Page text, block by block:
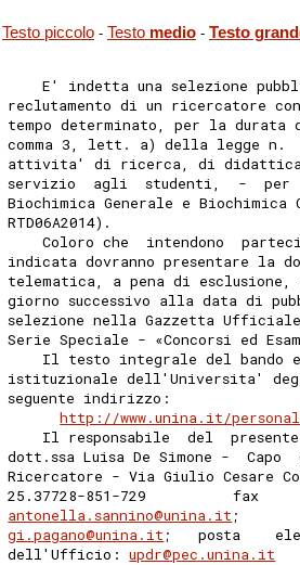
Testo piccolo - Testo medio - Testo
E' indetta una selezione
reclutamento di un ricercatore
tempo determinato, per la
comma 3, lett. a) della legge n.
attivita' di ricerca, di
servizio  agli  studenti,  -  per
Biochimica Generale e
RTD06A2014).
Coloro che  intendono
indicata dovranno presentare la
telematica, a pena di
giorno successivo alla data di
selezione nella Gazzetta
Serie Speciale - «Concorsi ed
Il testo integrale del bando
istituzionale dell'Universita'
seguente indirizzo:
http://www.unina.it/
Il responsabile  del
dott.ssa Luisa De Simone -
Ricercatore - Via Giulio Cesare
25.37728-851-729          fax
antonella.sannino@unina.it
gi.pagano@unina.it ;   posta
dell'Ufficio: updr@pec.unina.it